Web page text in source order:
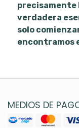
precisamente
verdadera
solo
encontramos
MEDIOS DE